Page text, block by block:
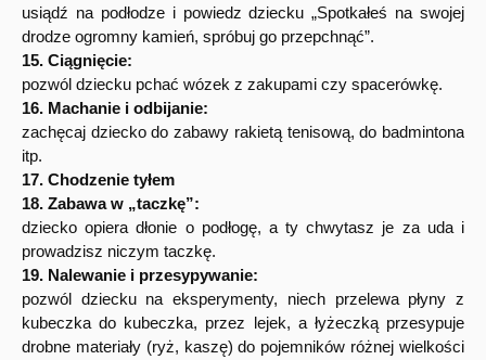
usiądź na podłodze i powiedz dziecku „Spotkałeś na swojej
drodze ogromny kamień, spróbuj go przepchnąć”.
15. Ciągnięcie:
pozwól dziecku pchać wózek z zakupami czy spacerówkę.
16. Machanie i odbijanie:
zachęcaj dziecko do zabawy rakietą tenisową, do badmintona
itp.
17. Chodzenie tyłem
18. Zabawa w „taczkę”:
dziecko opiera dłonie o podłogę, a ty chwytasz je za uda i
prowadzisz niczym taczkę.
19. Nalewanie i przesypywanie:
pozwól dziecku na eksperymenty, niech przelewa płyny z
kubeczka do kubeczka, przez lejek, a łyżeczką przesypuje
drobne materiały (ryż, kaszę) do pojemników różnej wielkości